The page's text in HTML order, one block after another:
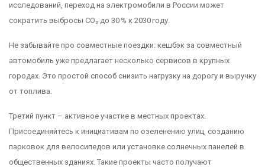
исследований, переход на электромобили в России может
сократить выбросы CO₂ до 30 % к 2030 году.
Не забывайте про совместные поездки: кешбэк за совместный
автомобиль уже предлагает несколько сервисов в крупных
городах. Это простой способ снизить нагрузку на дорогу и выручку
от топлива.
Третий пункт – активное участие в местных проектах.
Присоединяйтесь к инициативам по озеленению улиц, созданию
парковок для велосипедов или установке солнечных панелей в
общественных зданиях. Такие проекты часто получают